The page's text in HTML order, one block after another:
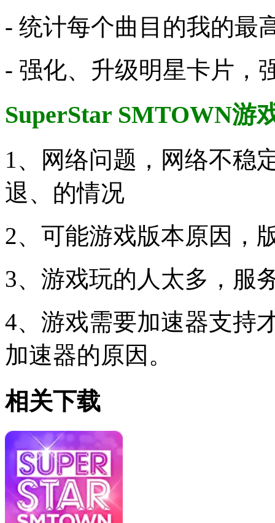
- 统计每个曲目的我的最
- 强化、升级明星卡片，
SuperStar SMTOWN游
1、网络问题，网络不稳
退、的情况
2、可能游戏版本原因，
3、游戏玩的人太多，服
4、游戏需要加速器支持
加速器的原因。
相关下载